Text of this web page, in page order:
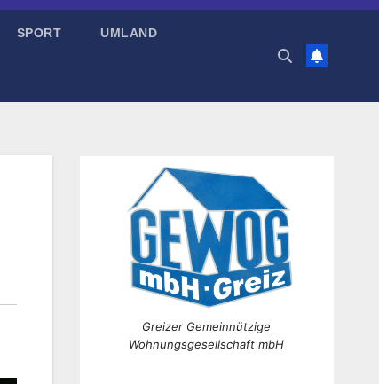
SPORT UMLAND
Greizer Gemeinnützige
Wohnungsgesellschaft mbH